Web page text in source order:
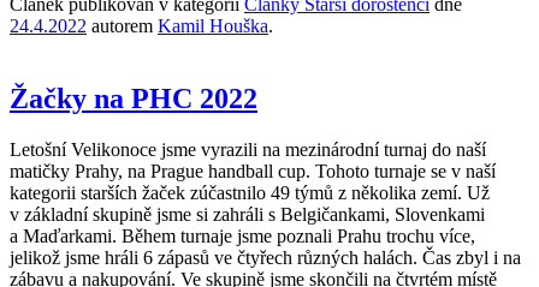
Článek publikován v kategorii Články Starší dorostenci dne
24.4.2022 autorem Kamil Houška.
Žačky na PHC 2022
Letošní Velikonoce jsme vyrazili na mezinárodní turnaj do naší
matičky Prahy, na Prague handball cup. Tohoto turnaje se v naší
kategorii starších žaček zúčastnilo 49 týmů z několika zemí. Už
v základní skupině jsme si zahráli s Belgičankami, Slovenkami
a Maďarkami. Během turnaje jsme poznali Prahu trochu více,
jelikož jsme hráli 6 zápasů ve čtyřech různých halách. Čas zbyl i na
zábavu a nakupování. Ve skupině jsme skončili na čtvrtém místě